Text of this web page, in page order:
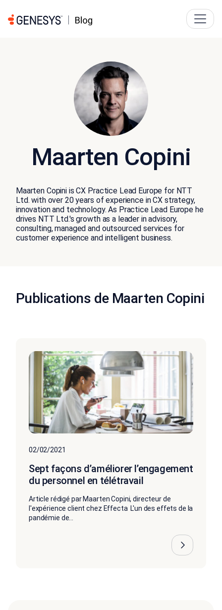
Maarten Copini
Maarten Copini is CX Practice Lead Europe for NTT
Ltd. with over 20 years of experience in CX strategy,
innovation and technology. As Practice Lead Europe he
drives NTT Ltd.'s growth as a leader in advisory,
consulting, managed and outsourced services for
customer experience and intelligent business.
Publications de Maarten Copini
02/02/2021
Sept façons d’améliorer l’engagement
du personnel en télétravail
Article rédigé par Maarten Copini, directeur de
l'expérience client chez Effecta L'un des effets de la
pandémie de...